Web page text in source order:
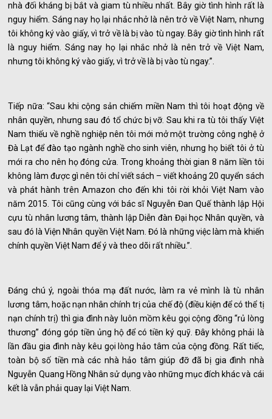
nhà đối kháng bị bắt và giam tù nhiều nhất. Bây giờ tình hình rất là
nguy hiểm. Sáng nay họ lại nhắc nhở là nên trở về Việt Nam, nhưng
tôi không ký vào giấy, vì trở về là bị vào tù ngay. Bây giờ tình hình rất
là nguy hiểm. Sáng nay họ lại nhắc nhở là nên trở về Việt Nam,
nhưng tôi không ký vào giấy, vì trở về là bị vào tù ngay.”.
Tiếp nữa: “Sau khi cộng sản chiếm miền Nam thì tôi hoạt động về
nhân quyền, nhưng sau đó tổ chức bị vỡ. Sau khi ra tù tôi thấy Việt
Nam thiếu về nghề nghiệp nên tôi mới mở một trường công nghệ ở
Đà Lạt để đào tạo ngành nghề cho sinh viên, nhưng họ biết tôi ở tù
mới ra cho nên họ đóng cửa. Trong khoảng thời gian 8 năm liền tôi
không làm được gì nên tôi chỉ viết sách – viết khoảng 20 quyển sách
và phát hành trên Amazon cho đến khi tôi rời khỏi Việt Nam vào
năm 2015. Tôi cũng cùng với bác sĩ Nguyễn Đan Quế thành lập Hội
cựu tù nhân lương tâm, thành lập Diễn đàn Đại học Nhân quyền, và
sau đó là Viện Nhân quyền Việt Nam. Đó là những việc làm mà khiến
chính quyền Việt Nam để ý và theo dõi rất nhiều.”.
Đáng chú ý, ngoài thóa mạ đất nước, làm ra vẻ mình là tù nhân
lương tâm, hoặc nạn nhân chính trị của chế độ (điều kiện để có thể tị
nạn chính trị) thì gia đình này luôn mồm kêu gọi cộng đồng “rủ lòng
thương” đóng góp tiền ủng hộ để có tiền ký quỹ. Đây không phải là
lần đầu gia đình này kêu gọi lòng hảo tâm của cộng đồng. Rất tiếc,
toàn bộ số tiền mà các nhà hảo tâm giúp đỡ đã bị gia đình nhà
Nguyễn Quang Hồng Nhân sử dụng vào những mục đích khác và cái
kết là vẫn phải quay lại Việt Nam.